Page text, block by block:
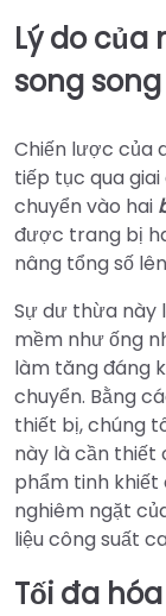
Lý do của
song song
Chiến lược của
tiếp tục qua
chuyển vào hai
được trang bị
nâng tổng số
Sự dư thừa này
mềm như ống
làm tăng đáng
chuyển. Bằng
thiết bị, chúng
này là cần thiết
phẩm tinh
nghiêm ngặt
liệu công suất
Tối đa